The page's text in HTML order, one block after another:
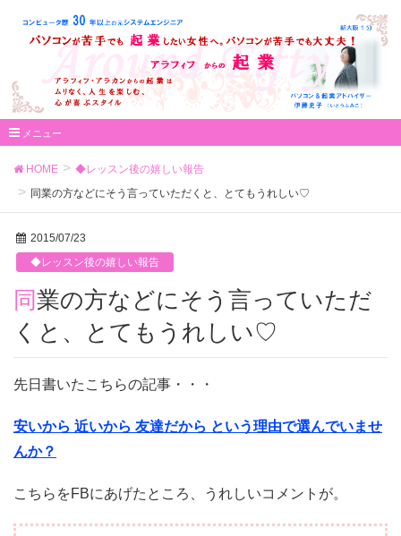
HOME
◆レッスン後の嬉しい報告
同業の方などにそう言っていただくと、とてもうれしい♡
2015/07/23
◆レッスン後の嬉しい報告
同業の方などにそう言っていただ
くと、とてもうれしい♡
先日書いたこちらの記事・・・
安いから 近いから 友達だから という理由で選んでいませ
んか？
こちらをFBにあげたところ、うれしいコメントが。